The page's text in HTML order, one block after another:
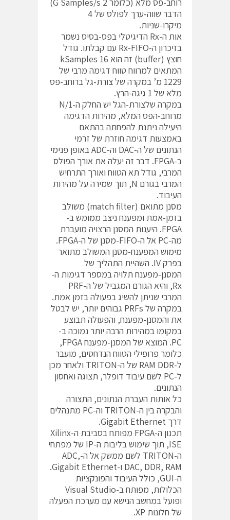
הדבר שווה-ערך לפולס של 4
מיקרו-שניות.
אות ה-Rx הדיגיטלי בפס-בסיס נשמר
בזיכרון ה-Rx-FIFO עם קבלתו. גודל
חוצץ (buffer) זה הוא 16 kSamples
המתאים למרווח טווח דגימה מרבי של
1229 מ’ במקרה של צורת-גל ברוחב-פס
מלא של 1 גיגה-הרץ.
במקרה שלצורת-הגל יש החלק ה-1/N
מרוחב-הפס המלא, מהירות הדגימה
היעילה ניתנת להפחתה בהתאם
באמצעות דגימה חוזרת של זרמי
הנתונים של ה-DAC וה-ADC באופן פנימי
ב-FPGA. דבר זה יעלה את אורך הפולס
המרבי, גודל תא הטווח ואורך התרחיש
המרבי בגורם N, תוך שמירה על מהירות
העיבוד.
מסנן מתואם (match filter) משולב
בזמן-אמת ומפענח ניצב ממומש ב-
FPGA. היענות המסנן הרצויה מועברת
מה-PC אל ה-FIFO-מסנן של ה-FPGA.
מימוש המפענח-מסנן המשולב מתואר
בפרק IV. השהיית התהליך של
המסנן-מפענח תלויה במספר דגימות ה-
Rx, והיא הגורם המגביל של ה-PRF
המרבי שניתן להשיג בפעולה בזמן אמת.
במקרה של PRFs גבוהים יותר, יש לבטל
את והמסנן-מפענח, והפעולה תבוצע
במקומו במהירות הרבה יותר נמוכה ב-
PC. המוצא של המסנן-מפענח FPGA,
כלומר פרופילי הטווח הנדחסים, מועבר
ל-RAM DDR של ה-TRITON ולאחר מכן
ל-PC לשם עיבוד דופלר, תצוגה ואחסון
הנתונים.
כל אותות העברת הנתונים, התצורה
והבקרה בין ה-TRITON וה-PC מתנהלים
דרך Gigabit Ethernet.
תכנון ה-FPGA מפותח בסביבת ה-Xilinx
ISE, תוך שימוש בליבות ה-IP של מפתחי
ה-TRITON לשם ממשק אל ה-ADC,
DAC, DDR, RAM ו-Gigabit Ethernet.
ה-GUI, כולל העיבוד והפונקציות
הכלולות, מפותח ב-Visual Studio
ופועל במחשב הנישא עם מערכת הפעלה
של חלונות XP.